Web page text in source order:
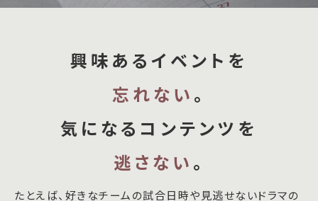
興味あるイベントを
忘れない 。
気になるコンテンツを
逃さない 。
たとえば、好きなチームの試合日時や見逃せないドラマの